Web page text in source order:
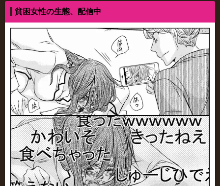
貧困女性の生態、配信中